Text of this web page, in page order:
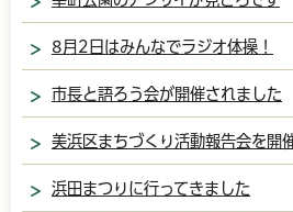
8月2日はみんなでラジオ体操！
市長と語ろう会が開催されました
美浜区まちづくり活動報告会を開
浜田まつりに行ってきました